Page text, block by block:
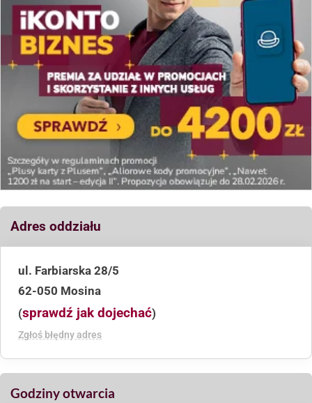
Adres oddziału
ul. Farbiarska 28/5
62-050 Mosina
(sprawdź jak dojechać)
Zgłoś błędny adres
Godziny otwarcia